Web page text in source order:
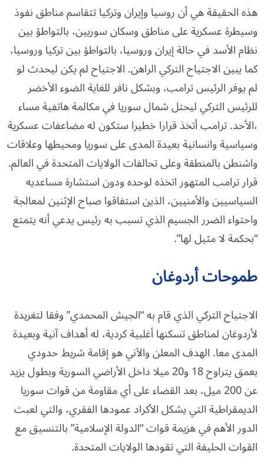
هذه الحقيقة هي أن روسيا وإيران وتركيا تتقاسم مناطق نفوذ
وسيطرة عسكرية على مناطق وسكان سوريين، بالتواطؤ بين
نظام الأسد في حالة إيران وروسيا، بالتواطؤ بين تركيا وروسيا،
كما يبين الاجتياح التركي الراهن. الاجتياح لم يكن ليحدث لو
لم يوفر الرئيس ترامب، وبشكل نافر للغاية الضوء الأخضر
للرئيس التركي ليحتل شمال سوريا في مكالمة هاتفية مساء
،الأحد. ترامب أتخذ قرارا خطيرا ستكون له مضاعفات عسكرية
وسياسية وانسانية بعيدة المدى على سوريا ومحيطها وعلاقات
واشنطن بالمنطقة وعلى تحالفات الولايات المتحدة في العالم.
قرار ترامب المتهور اتخذه لوحده ودون استشارة مساعديه
السياسيين والأمنيين، الذين استفاقوا صباح الإثنين لمعالجة
واحتواء الضرر الجسيم الذي تسبب به رئيس يدعي أنه يتمتع
“بحكمة لا مثيل لها”.
طموحات أردوغان
الاجتياح التركي الذي قام به “الجيش المحمدي” وفقا لتغريدة
لأردوغان لمناطق تسكنها أغلبية كردية، له أهداف آنية وبعيدة
المدى معا. الهدف المعلن والآني هو إقامة شريط حدودي
بعمق يتراوح 18 و20 ميلا داخل الأراضي السورية وبطول يزيد
عن 200 ميل، بعد القضاء على أي مقاومة من قوات سوريا
الديمقراطية التي يشكل الأكراد عمودها الفقري، والتي لعبت
الدور الأهم في هزيمة قوات “الدولة الإسلامية” بالتنسيق مع
القوات الحليفة التي تقودها الولايات المتحدة.